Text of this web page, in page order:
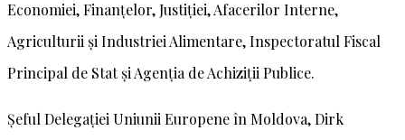
Economiei, Finanțelor, Justiției, Afacerilor Interne,
Agriculturii și Industriei Alimentare, Inspectoratul Fiscal
Principal de Stat și Agenția de Achiziții Publice.
Șeful Delegației Uniunii Europene în Moldova, Dirk